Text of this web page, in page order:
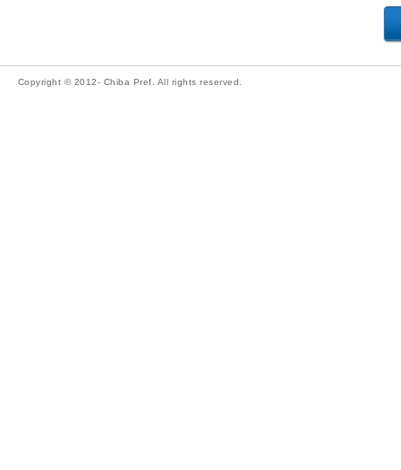
Copyright © 2012- Chiba Pref. All rights reserved.